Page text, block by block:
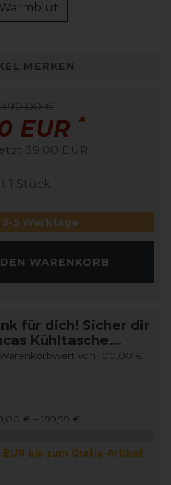
Warmblut
MERKEN
€
EUR *
39,00 EUR
1 Stück
5 Werktage
WARENKORB
für dich! Sicher dir
Kühltasche...
von 100,00 €
€ – 199,99 €
bis zum Gratis-Artikel